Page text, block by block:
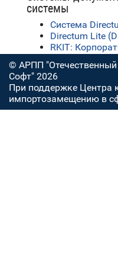
системы
Система
Directum Lite
RKIT:
© АРПП "Отечественный
Софт" 2026
При поддержке Центра
импортозамещению в